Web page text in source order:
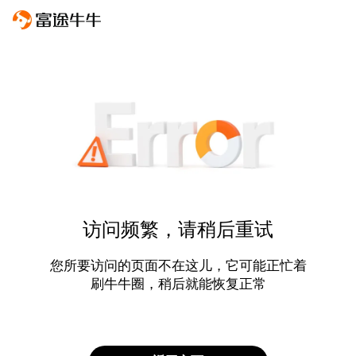
访问频繁，请稍后重试
您所要访问的页面不在这儿，它可能正忙着
刷牛牛圈，稍后就能恢复正常